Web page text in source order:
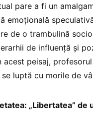
pare a fi un
emoțională
de o trambulină
de influență și
acest peisaj,
luptă cu morile de
„Libertatea” de